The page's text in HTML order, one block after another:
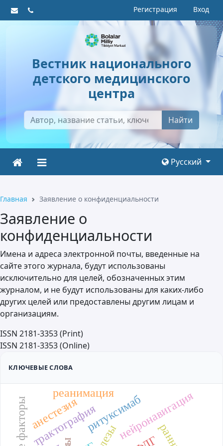
Регистрация Вход
Вестник национального
детского медицинского
центра
Найти
Русский
Главная Заявление о конфиденциальности
Заявление о
конфиденциальности
Имена и адреса электронной почты, введенные на
сайте этого журнала, будут использованы
исключительно для целей, обозначенных этим
журналом, и не будут использованы для каких-либо
других целей или предоставлены другим лицам и
организациям.
ISSN 2181-3353 (Print)
ISSN 2181-3353 (Online)
КЛЮЧЕВЫЕ СЛОВА
трактография нейронавигация
ритуксимаб
анестезия
реанимация